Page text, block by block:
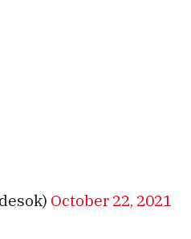
October 22, 2021